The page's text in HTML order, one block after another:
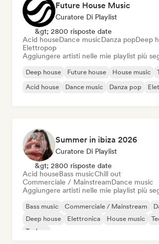
Future House Music
Curatore Di Playlist
&gt; 2800 risposte date
Acid houseDance musicDanza popDeep
Elettropop
Aggiungere artisti nelle mie playlist più
Deep house Future house House music
Acid house
Dance music Danza pop
Summer in ibiza 2026
Curatore Di Playlist
&gt; 2800 risposte date
Acid houseBass musicChill out
Commerciale / MainstreamDance music
Aggiungere artisti nelle mie playlist più
Bass music Commerciale / Mainstream
Deep house
Elettronica House music
Techno